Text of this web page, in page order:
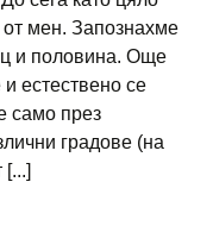
мен. Запознахме
и половина. Още
естествено се
само през
градове (на